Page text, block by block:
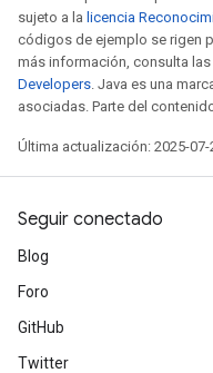
sujeto a la licencia
códigos de ejemplo se rigen
más información, consulta las
Developers. Java es una
asociadas. Parte del
Última actualización: 2025-07-
Seguir conectado
Blog
Foro
GitHub
Twitter